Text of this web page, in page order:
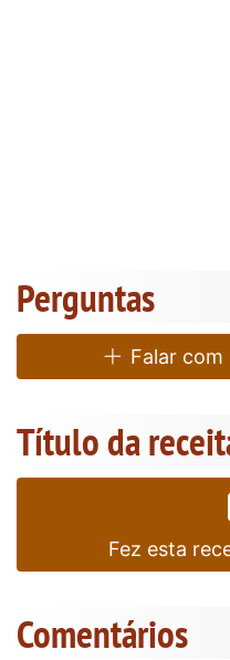
Perguntas
Falar
Título da
Fez esta
Comentários